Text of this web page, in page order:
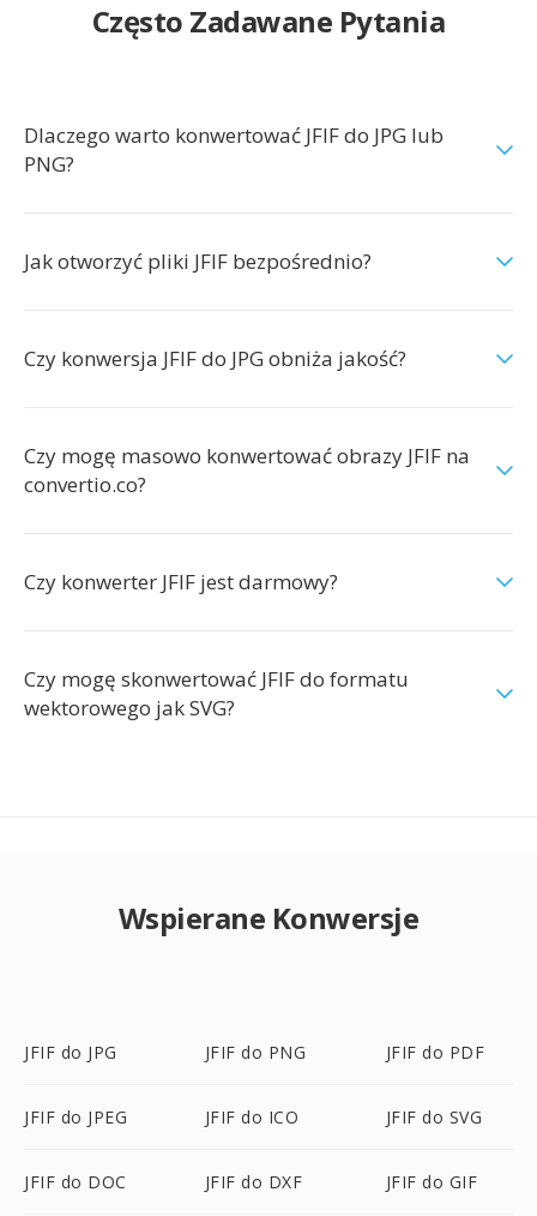
Często Zadawane Pytania
Dlaczego warto konwertować JFIF do JPG lub
PNG?
Jak otworzyć pliki JFIF bezpośrednio?
Czy konwersja JFIF do JPG obniża jakość?
Czy mogę masowo konwertować obrazy JFIF na
convertio.co?
Czy konwerter JFIF jest darmowy?
Czy mogę skonwertować JFIF do formatu
wektorowego jak SVG?
Wspierane Konwersje
JFIF do JPG JFIF do PNG JFIF do PDF
JFIF do JPEG JFIF do ICO JFIF do SVG
JFIF do DOC JFIF do DXF JFIF do GIF